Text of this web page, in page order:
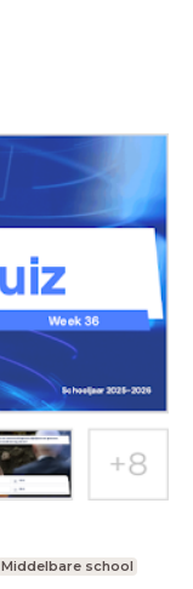
Middelbare school